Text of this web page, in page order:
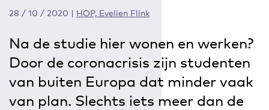
28 / 10 / 2020 | HOP, Evelien Flink
Na de studie hier wonen en werken?
Door de coronacrisis zijn studenten
van buiten Europa dat minder vaak
van plan. Slechts iets meer dan de